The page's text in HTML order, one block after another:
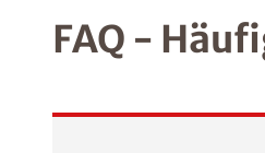
FAQ -